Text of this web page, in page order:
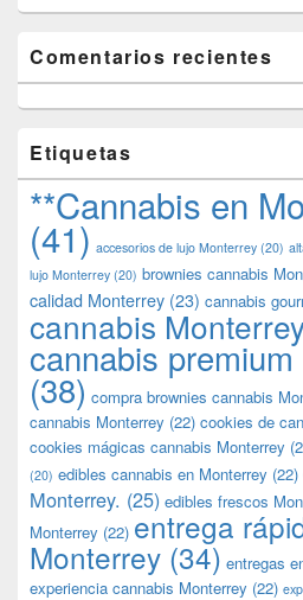
Comentarios recientes
Etiquetas
**Cannabis en
(41) accesorios de lujo Monterrey (20)
lujo Monterrey (20) brownies cannabis
calidad Monterrey (23) cannabis
cannabis
cannabis
(38) compra brownies cannabis
cannabis Monterrey (22) cookies de
cookies mágicas cannabis Monterrey
(20) edibles cannabis en Monterrey (22)
Monterrey. (25) edibles frescos
Monterrey (22) entrega
Monterrey (34) entregas
experiencia cannabis Monterrey (22)